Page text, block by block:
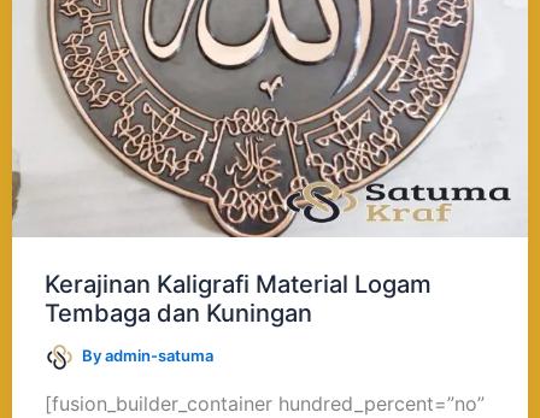
Kerajinan Kaligrafi Material Logam
Tembaga dan Kuningan
Byadmin-satuma
[fusion_builder_container hundred_percent=”no”